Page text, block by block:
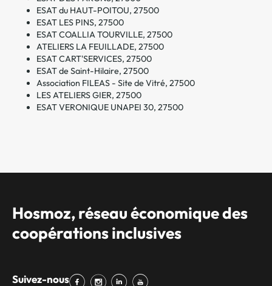
ESAT du HAUT-POITOU, 27500
ESAT LES PINS, 27500
ESAT COALLIA TOURVILLE, 27500
ATELIERS LA FEUILLADE, 27500
ESAT CART'SERVICES, 27500
ESAT de Saint-Hilaire, 27500
Association FILEAS - Site de Vitré, 27500
LES ATELIERS GIER, 27500
ESAT VERONIQUE UNAPEI 30, 27500
Hosmoz, réseau économique des
coopérations inclusives
Suivez-nous